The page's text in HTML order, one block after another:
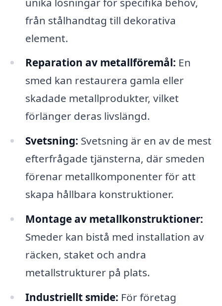
från stålhandtag till dekorativa
element.
Reparation av metallföremål: En
smed kan restaurera gamla eller
skadade metallprodukter, vilket
förlänger deras livslängd.
Svetsning: Svetsning är en av de mest
efterfrågade tjänsterna, där smeden
förenar metallkomponenter för att
skapa hållbara konstruktioner.
Montage av metallkonstruktioner:
Smeder kan bistå med installation av
räcken, staket och andra
metallstrukturer på plats.
Industriellt smide: För företag